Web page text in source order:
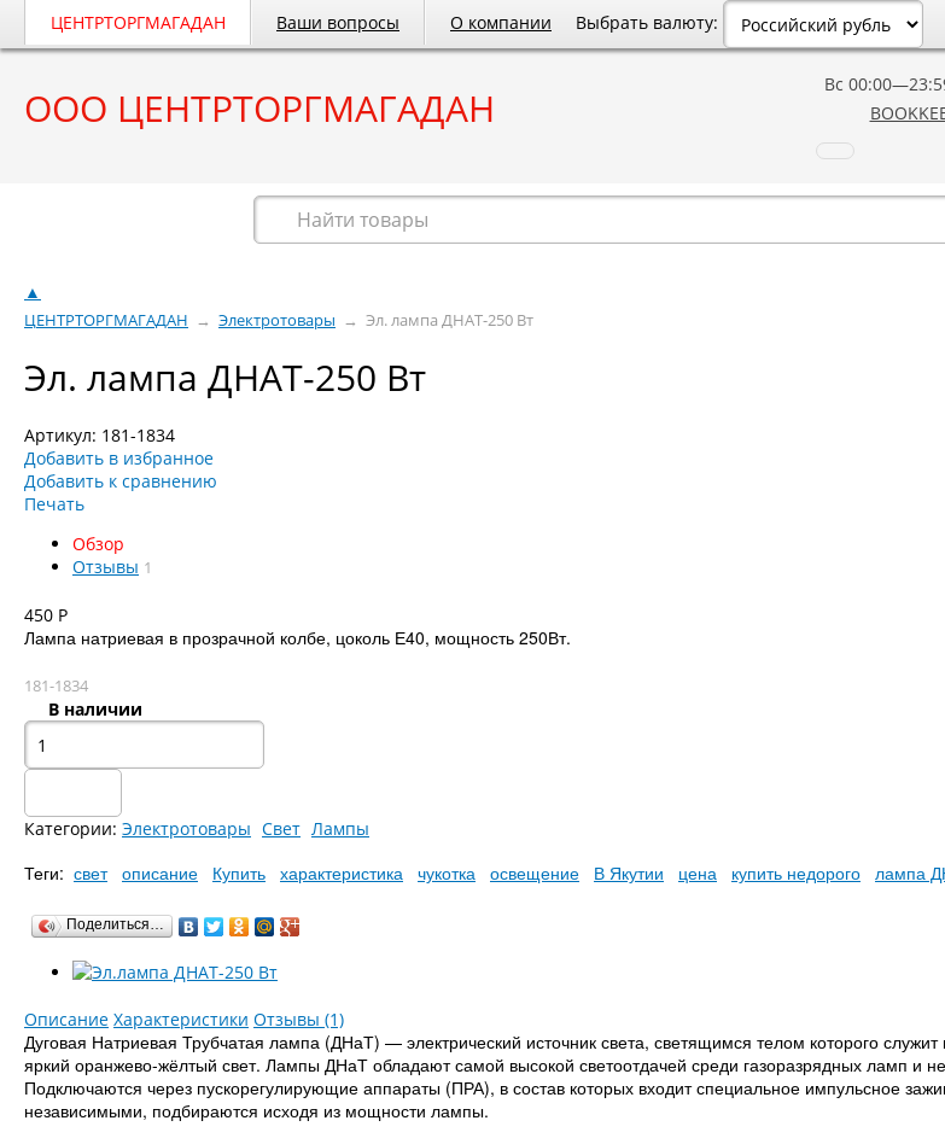
ЦЕНТРТОРГМАГАДАН Ваши вопросы О компании Выбрать валюту:
ООО ЦЕНТРТОРГМАГАДАН Вс
▲
ЦЕНТРТОРГМАГАДАН → Электротовары → Эл. лампа ДНАТ-250 Вт
Эл. лампа ДНАТ-250 Вт
Артикул: 181-1834
Добавить в избранное
Добавить к сравнению
Печать
Обзор
Отзывы 1
450 Р
Лампа натриевая в прозрачной колбе, цоколь Е40, мощность 250Вт.
181-1834
В наличии
Категории: Электротовары Свет Лампы
Теги: свет описание Купить характеристика чукотка освещение В Якутии цена купить недорого лампа
Поделиться…
Описание Характеристики Отзывы (1)
Дуговая Натриевая Трубчатая лампа (ДНаТ) — электрический источник света, светящимся телом которого
яркий оранжево-жёлтый свет. Лампы ДНаТ обладают самой высокой светоотдачей среди газоразрядных ламп и
Подключаются через пускорегулирующие аппараты (ПРА), в состав которых входит специальное импульсное
независимыми, подбираются исходя из мощности лампы.